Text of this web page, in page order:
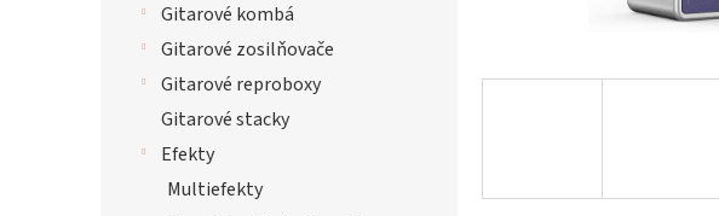
Gitarové kombá
Gitarové zosilňovače
Gitarové reproboxy
Gitarové stacky
Efekty
Multiefekty